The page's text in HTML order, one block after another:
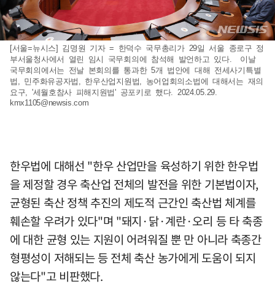
[서울=뉴시스] 김명원 기자 = 한덕수 국무총리가 29일 서울 종로구 정
부서울청사에서 열린 임시 국무회의에 참석해 발언하고 있다. 이날
국무회의에서는 전날 본회의를 통과한 5개 법안에 대해 전세사기특별
법, 민주화유공자법, 한우산업지원법, 농어업회의소법에 대해서는 재의
요구, '세월호참사 피해지원법' 공포키로 했다. 2024.05.29.
kmx1105@newsis.com
한우법에 대해선 "한우 산업만을 육성하기 위한 한우법
을 제정할 경우 축산업 전체의 발전을 위한 기본법이자,
균형된 축산 정책 추진의 제도적 근간인 축산법 체계를
훼손할 우려가 있다"며 "돼지·닭·계란·오리 등 타 축종
에 대한 균형 있는 지원이 어려워질 뿐 만 아니라 축종간
형평성이 저해되는 등 전체 축산 농가에게 도움이 되지
않는다"고 비판했다.